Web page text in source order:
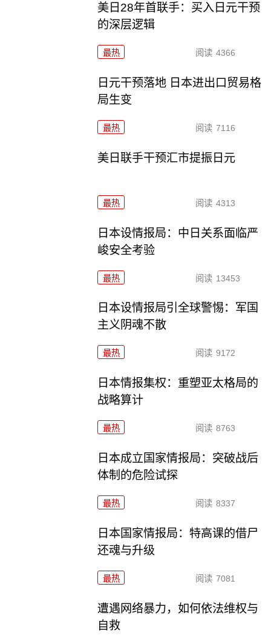
美日28年首联手：买入日元干预
的深层逻辑
最热 阅读 4366
日元干预落地 日本进出口贸易格
局生变
最热 阅读 7116
美日联手干预汇市提振日元
最热 阅读 4313
日本设情报局：中日关系面临严
峻安全考验
最热 阅读 13453
日本设情报局引全球警惕：军国
主义阴魂不散
最热 阅读 9172
日本情报集权：重塑亚太格局的
战略算计
最热 阅读 8763
日本成立国家情报局：突破战后
体制的危险试探
最热 阅读 8337
日本国家情报局：特高课的借尸
还魂与升级
最热 阅读 7081
遭遇网络暴力，如何依法维权与
自救